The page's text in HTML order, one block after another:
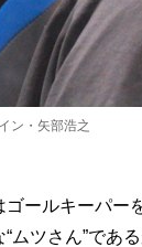
ン・矢部浩之
ゴールキーパー
“ムツさん”で